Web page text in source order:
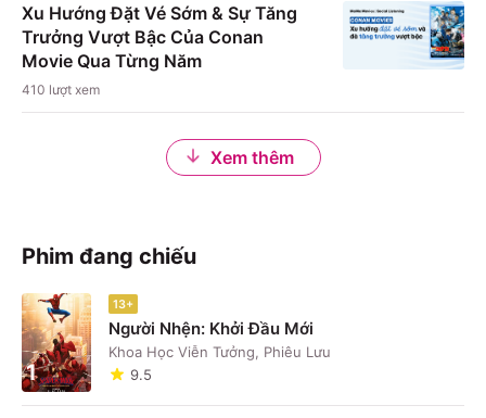
Xu Hướng Đặt Vé Sớm & Sự Tăng
Trưởng Vượt Bậc Của Conan
Movie Qua Từng Năm
410 lượt xem
Xem thêm
Phim đang chiếu
1
13+
Người Nhện: Khởi Đầu Mới
Khoa Học Viễn Tưởng, Phiêu Lưu
9.5